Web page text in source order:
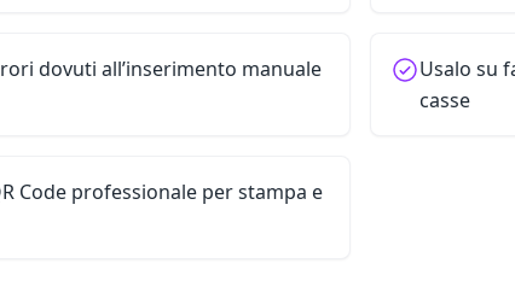
dovuti all’inserimento manuale
Usalo su
casse
Code professionale per stampa e